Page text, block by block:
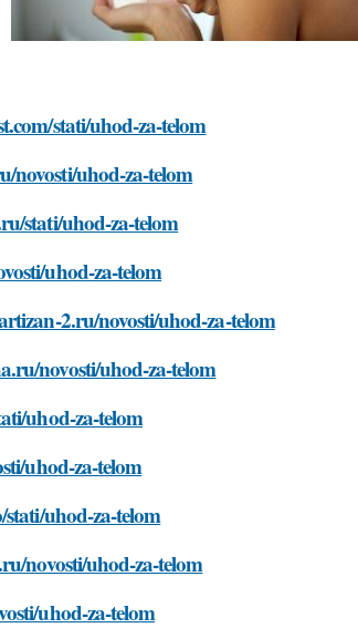
stati/uhod-za-telom
novosti/uhod-za-telom
stati/uhod-za-telom
uhod-za-telom
2.ru/novosti/uhod-za-telom
novosti/uhod-za-telom
uhod-za-telom
uhod-za-telom
uhod-za-telom
novosti/uhod-za-telom
uhod-za-telom